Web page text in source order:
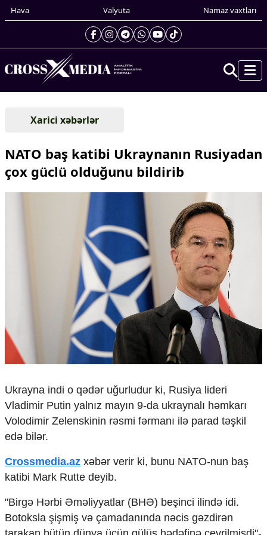
Hava Valyuta Namaz vaxtları
Gündəm
Xarici xəbərlər
Cənubi Qafqaz
Multimedia
Foto
Video
İnfoqrafika
Humanitar
Mədəniyyət
Diaspor
Yüksəliş hekayəsi
Xarici xəbərlər
NATO baş katibi Ukraynanın Rusiyadan
çox güclü olduğunu bildirib
Ukrayna indi o qədər uğurludur ki, Rusiya lideri
Vladimir Putin yalnız mayın 9-da ukraynalı həmkarı
Volodimir Zelenskinin rəsmi fərmanı ilə parad təşkil
edə bilər.
Crossmedia.az xəbər verir ki, bunu NATO-nun baş
katibi Mark Rutte deyib.
"Birgə Hərbi Əməliyyatlar (BHƏ) beşinci ilində idi.
Botoksla şişmiş və çamadanında nəcis gəzdirən